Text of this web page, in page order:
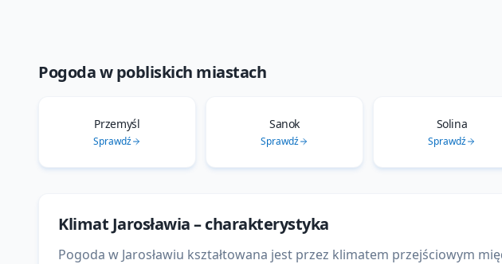
Pogoda w pobliskich miastach
Przemyśl
Sprawdź
Sanok
Sprawdź
Solina
Sprawdź
Klimat Jarosławia– charakterystyka
Pogoda w Jarosławiu kształtowana jest przez klimatem przejściowym